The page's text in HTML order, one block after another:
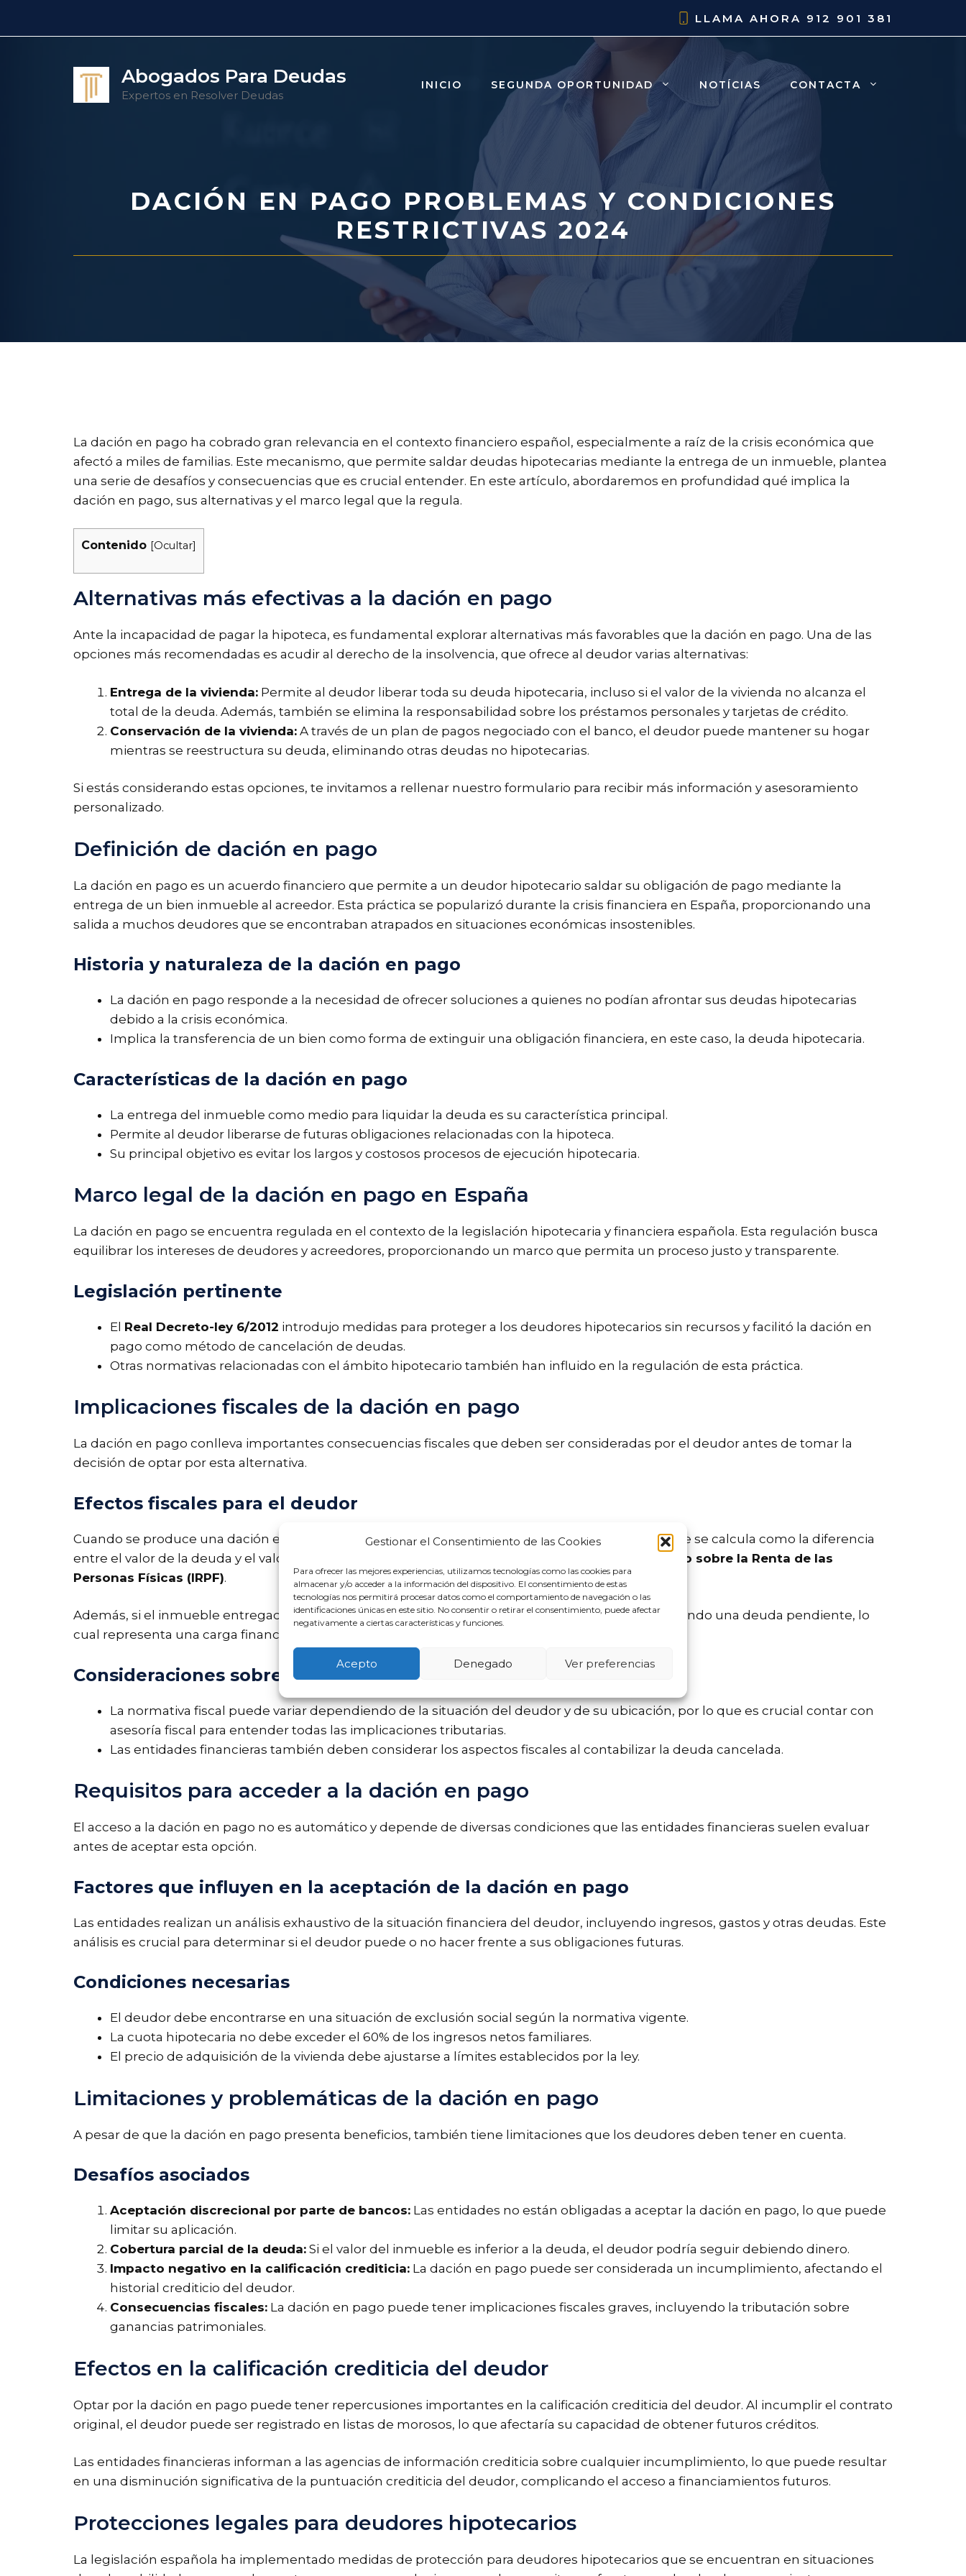
Gestionar el Consentimiento de las Cookies
Para ofrecer las mejores experiencias, utilizamos tecnologías como las cookies para
almacenar y/o acceder a la información del dispositivo. El consentimiento de estas
tecnologías nos permitirá procesar datos como el comportamiento de navegación o las
identificaciones únicas en este sitio. No consentir o retirar el consentimiento, puede afectar
negativamente a ciertas características y funciones.
Acepto Denegado Ver preferencias
LLAMA AHORA 912 901 381
Abogados Para Deudas
Expertos en Resolver Deudas
INICIO SEGUNDA OPORTUNIDAD NOTÍCIAS CONTACTA
DACIÓN EN PAGO PROBLEMAS Y CONDICIONES
RESTRICTIVAS 2024
La dación en pago ha cobrado gran relevancia en el contexto financiero español, especialmente a raíz de la crisis económica que
afectó a miles de familias. Este mecanismo, que permite saldar deudas hipotecarias mediante la entrega de un inmueble, plantea
una serie de desafíos y consecuencias que es crucial entender. En este artículo, abordaremos en profundidad qué implica la
dación en pago, sus alternativas y el marco legal que la regula.
Contenido [Ocultar]
Alternativas más efectivas a la dación en pago
Ante la incapacidad de pagar la hipoteca, es fundamental explorar alternativas más favorables que la dación en pago. Una de las
opciones más recomendadas es acudir al derecho de la insolvencia, que ofrece al deudor varias alternativas:
Entrega de la vivienda: Permite al deudor liberar toda su deuda hipotecaria, incluso si el valor de la vivienda no alcanza el
total de la deuda. Además, también se elimina la responsabilidad sobre los préstamos personales y tarjetas de crédito.
Conservación de la vivienda: A través de un plan de pagos negociado con el banco, el deudor puede mantener su hogar
mientras se reestructura su deuda, eliminando otras deudas no hipotecarias.
Si estás considerando estas opciones, te invitamos a rellenar nuestro formulario para recibir más información y asesoramiento
personalizado.
Definición de dación en pago
La dación en pago es un acuerdo financiero que permite a un deudor hipotecario saldar su obligación de pago mediante la
entrega de un bien inmueble al acreedor. Esta práctica se popularizó durante la crisis financiera en España, proporcionando una
salida a muchos deudores que se encontraban atrapados en situaciones económicas insostenibles.
Historia y naturaleza de la dación en pago
La dación en pago responde a la necesidad de ofrecer soluciones a quienes no podían afrontar sus deudas hipotecarias
debido a la crisis económica.
Implica la transferencia de un bien como forma de extinguir una obligación financiera, en este caso, la deuda hipotecaria.
Características de la dación en pago
La entrega del inmueble como medio para liquidar la deuda es su característica principal.
Permite al deudor liberarse de futuras obligaciones relacionadas con la hipoteca.
Su principal objetivo es evitar los largos y costosos procesos de ejecución hipotecaria.
Marco legal de la dación en pago en España
La dación en pago se encuentra regulada en el contexto de la legislación hipotecaria y financiera española. Esta regulación busca
equilibrar los intereses de deudores y acreedores, proporcionando un marco que permita un proceso justo y transparente.
Legislación pertinente
El Real Decreto-ley 6/2012 introdujo medidas para proteger a los deudores hipotecarios sin recursos y facilitó la dación en
pago como método de cancelación de deudas.
Otras normativas relacionadas con el ámbito hipotecario también han influido en la regulación de esta práctica.
Implicaciones fiscales de la dación en pago
La dación en pago conlleva importantes consecuencias fiscales que deben ser consideradas por el deudor antes de tomar la
decisión de optar por esta alternativa.
Efectos fiscales para el deudor
Cuando se produce una dación en pago, el deudor podría enfrentar una ganancia patrimonial, que se calcula como la diferencia
entre el valor de la deuda y el valor de tasación del inmueble. Esta ganancia está sujeta al
Impuesto sobre la Renta de las
Personas Físicas (IRPF).
Además, si el inmueble entregado no cubre la totalidad de la deuda, el deudor podría seguir teniendo una deuda pendiente, lo
cual representa una carga financiera adicional.
Consideraciones sobre la tributación
La normativa fiscal puede variar dependiendo de la situación del deudor y de su ubicación, por lo que es crucial contar con
asesoría fiscal para entender todas las implicaciones tributarias.
Las entidades financieras también deben considerar los aspectos fiscales al contabilizar la deuda cancelada.
Requisitos para acceder a la dación en pago
El acceso a la dación en pago no es automático y depende de diversas condiciones que las entidades financieras suelen evaluar
antes de aceptar esta opción.
Factores que influyen en la aceptación de la dación en pago
Las entidades realizan un análisis exhaustivo de la situación financiera del deudor, incluyendo ingresos, gastos y otras deudas. Este
análisis es crucial para determinar si el deudor puede o no hacer frente a sus obligaciones futuras.
Condiciones necesarias
El deudor debe encontrarse en una situación de exclusión social según la normativa vigente.
La cuota hipotecaria no debe exceder el 60% de los ingresos netos familiares.
El precio de adquisición de la vivienda debe ajustarse a límites establecidos por la ley.
Limitaciones y problemáticas de la dación en pago
A pesar de que la dación en pago presenta beneficios, también tiene limitaciones que los deudores deben tener en cuenta.
Desafíos asociados
Aceptación discrecional por parte de bancos: Las entidades no están obligadas a aceptar la dación en pago, lo que puede
limitar su aplicación.
Cobertura parcial de la deuda: Si el valor del inmueble es inferior a la deuda, el deudor podría seguir debiendo dinero.
Impacto negativo en la calificación crediticia: La dación en pago puede ser considerada un incumplimiento, afectando el
historial crediticio del deudor.
Consecuencias fiscales: La dación en pago puede tener implicaciones fiscales graves, incluyendo la tributación sobre
ganancias patrimoniales.
Efectos en la calificación crediticia del deudor
Optar por la dación en pago puede tener repercusiones importantes en la calificación crediticia del deudor. Al incumplir el contrato
original, el deudor puede ser registrado en listas de morosos, lo que afectaría su capacidad de obtener futuros créditos.
Las entidades financieras informan a las agencias de información crediticia sobre cualquier incumplimiento, lo que puede resultar
en una disminución significativa de la puntuación crediticia del deudor, complicando el acceso a financiamientos futuros.
Protecciones legales para deudores hipotecarios
La legislación española ha implementado medidas de protección para deudores hipotecarios que se encuentran en situaciones